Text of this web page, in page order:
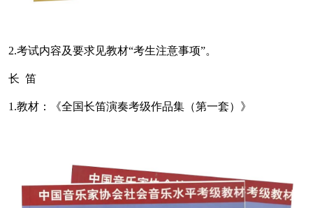
2.考试内容及要求见教材“考生注意事项”。
长 笛
1.教材：《全国长笛演奏考级作品集（第一套）》